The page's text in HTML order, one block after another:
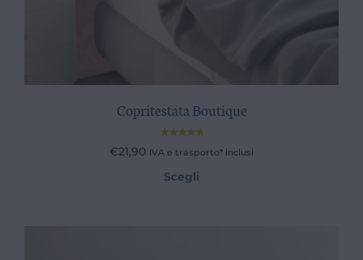
Copritestata Boutique
5.00su 5
€21,90 IVA e trasporto* inclusi
Scegli